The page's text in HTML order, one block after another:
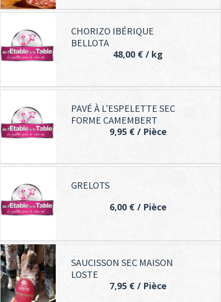
CHORIZO IBÉRIQUE
BELLOTA
48,00 € / kg
PAVÉ À L'ESPELETTE SEC
FORME CAMEMBERT
9,95 €/ Pièce
GRELOTS
6,00 €/ Pièce
SAUCISSON SEC MAISON
LOSTE
7,95 €/ Pièce